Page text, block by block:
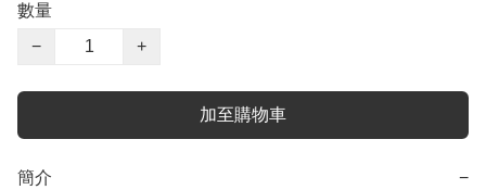
數量
−
+
加至購物車
簡介 −